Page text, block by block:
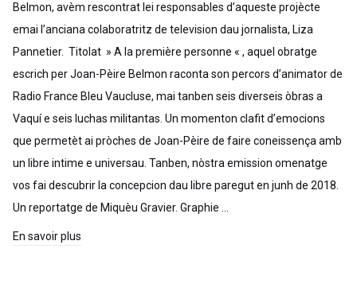
Belmon, avèm rescontrat lei responsables d’aqueste projècte
emai l’anciana colaboratritz de television dau jornalista, Liza
Pannetier. Titolat » A la première personne « , aquel obratge
escrich per Joan-Pèire Belmon raconta son percors d’animator de
Radio France Bleu Vaucluse, mai tanben seis diverseis òbras a
Vaquí e seis luchas militantas. Un momenton clafit d’emocions
que permetèt ai pròches de Joan-Pèire de faire coneissença amb
un libre intime e universau. Tanben, nòstra emission omenatge
vos fai descubrir la concepcion dau libre paregut en junh de 2018.
Un reportatge de Miquèu Gravier. Graphie …
En savoir plus